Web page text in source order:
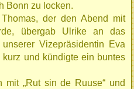
Bonn zu locken.
der den Abend mit
übergab Ulrike an das
unserer Vizepräsidentin Eva
und kündigte ein buntes
mit „Rut sin de Ruuse“ und